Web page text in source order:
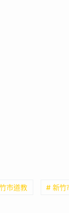
市道教 # 新竹